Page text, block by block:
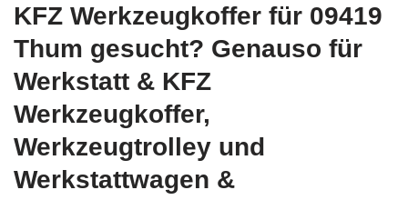
KFZ Werkzeugkoffer für 09419
Thum gesucht? Genauso für
Werkstatt & KFZ
Werkzeugkoffer,
Werkzeugtrolley und
Werkstattwagen &